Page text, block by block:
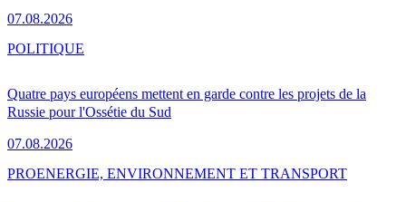
07.08.2026
Quatre pays européens mettent en garde contre les projets de la
Russie pour l'Ossétie du Sud
07.08.2026
POLITIQUE
PROENERGIE, ENVIRONNEMENT ET TRANSPORT